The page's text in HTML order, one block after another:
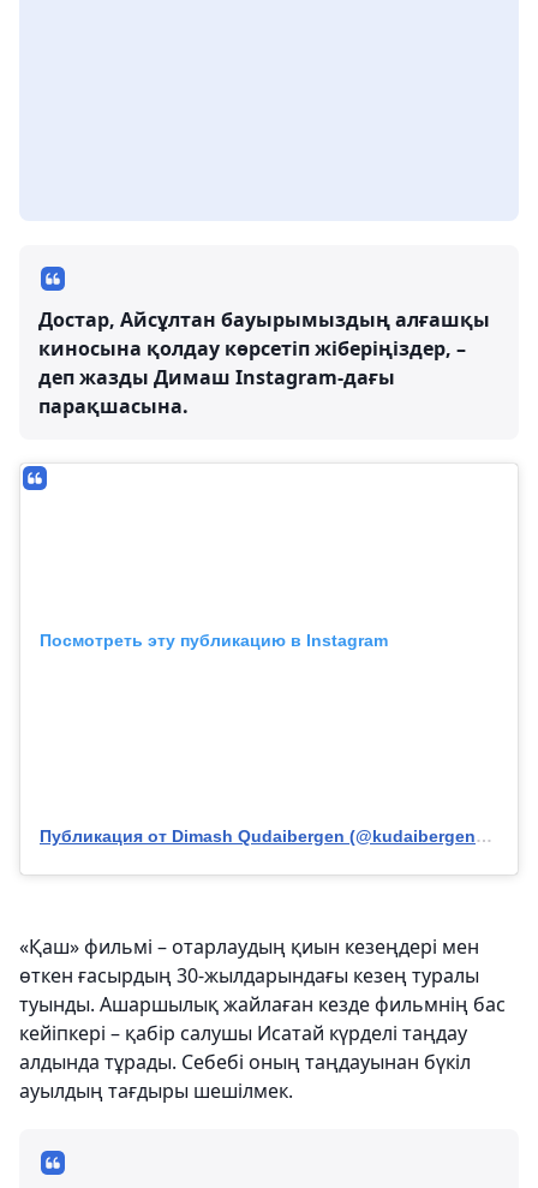
Достар, Айсұлтан бауырымыздың алғашқы
киносына қолдау көрсетіп жіберіңіздер, –
деп жазды Димаш Instagram-дағы
парақшасына.
Посмотреть эту публикацию в Instagram
Публикация от Dimash Qudaibergen (@kudaibergenov.dimash)
«Қаш» фильмі – отарлаудың қиын кезеңдері мен
өткен ғасырдың 30-жылдарындағы кезең туралы
туынды. Ашаршылық жайлаған кезде фильмнің бас
кейіпкері – қабір салушы Исатай күрделі таңдау
алдында тұрады. Себебі оның таңдауынан бүкіл
ауылдың тағдыры шешілмек.